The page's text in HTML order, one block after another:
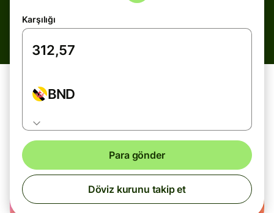
Karşılığı
BND
Para gönder
Döviz kurunu takip et